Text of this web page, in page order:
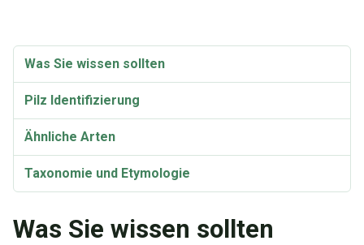
Was Sie wissen sollten
Pilz Identifizierung
Ähnliche Arten
Taxonomie und Etymologie
Was Sie wissen sollten